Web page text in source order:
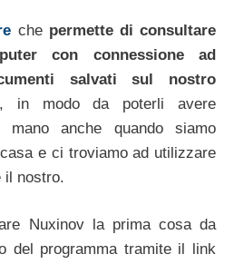
che permette di consultare
con connessione ad
salvati sul nostro
in modo da poterli avere
anche quando siamo
e ci troviamo ad utilizzare
il nostro.
Nuxinov la prima cosa da
del programma tramite il link